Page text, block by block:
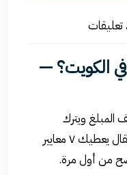
تعليقات
الكويت؟ —
المبلغ ويترك
المشكلة بدون حل حقيقي. هذا المقال يعطيك ٧ معايير
من أول مرة.